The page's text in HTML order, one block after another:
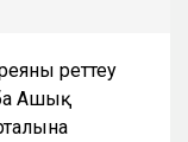
реттеу
Ашық